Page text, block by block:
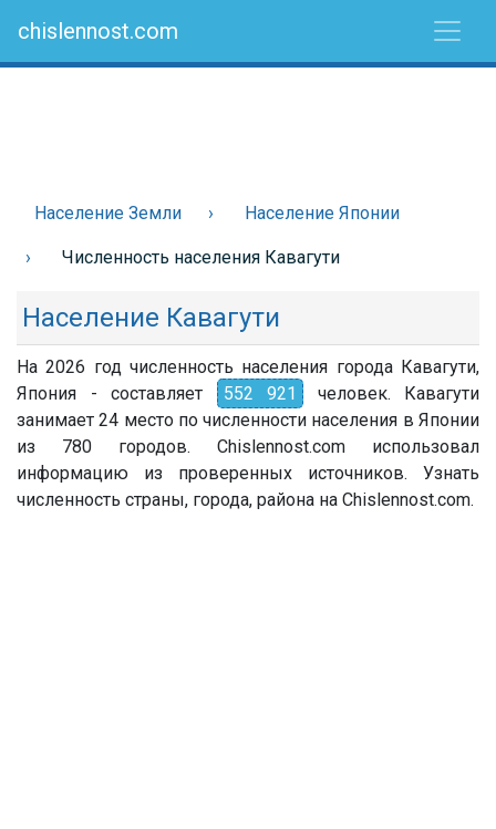
chislennost.com
Население Земли Население Японии
Численность населения Кавагути
Население Кавагути
На 2026 год численность населения города Кавагути,
Япония - составляет
552 921
человек. Кавагути
занимает 24 место по численности населения в Японии
из 780 городов. Chislennost.com использовал
информацию из проверенных источников. Узнать
численность страны, города, района на Chislennost.com.